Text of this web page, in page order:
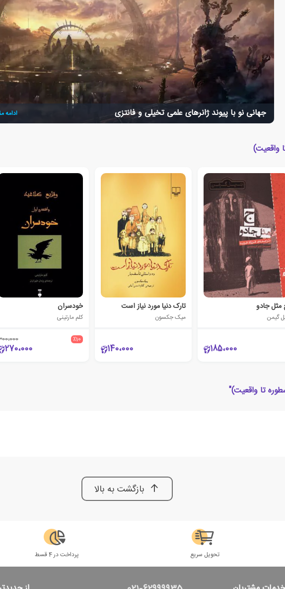
جهانی نو با پیوند ژانرهای علمی تخیلی و فانتزی ادامه
واقعیت)
جادو
گیمن
185،000
تارک دنیا مورد نیاز است
میک جکسون
140،000
خودسران
کلم مارتینی
٪10
270،000
تا واقعیت)"
بازگشت به بالا
تحویل سریع پرداخت در 4 قسط